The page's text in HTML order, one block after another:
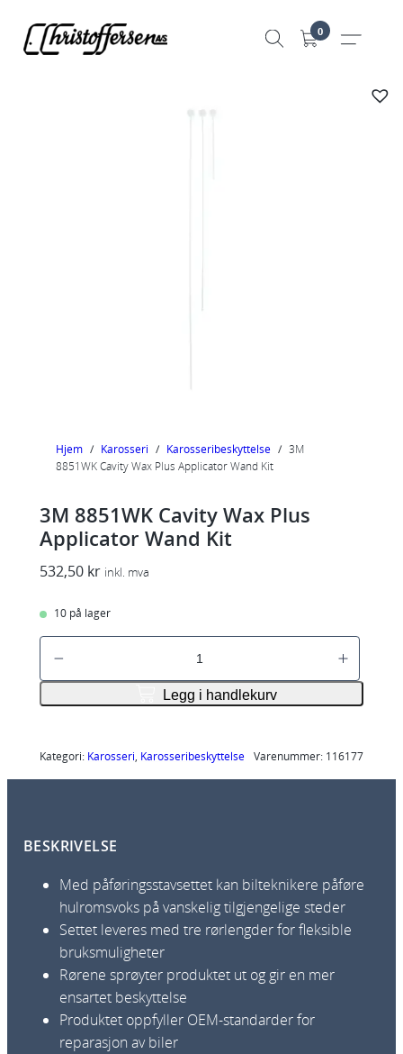
0
Hjem / Karosseri / Karosseribeskyttelse / 3M
8851WK Cavity Wax Plus Applicator Wand Kit
3M 8851WK Cavity Wax Plus
Applicator Wand Kit
532,50 kr inkl. mva
10 på lager
3
1
W
a
y
a
P
Legg i handlekurv
Kategori: Karosseri, Karosseribeskyttelse Varenummer: 116177
BESKRIVELSE
Med påføringsstavsettet kan bilteknikere påføre
hulromsvoks på vanskelig tilgjengelige steder
Settet leveres med tre rørlengder for fleksible
bruksmuligheter
Rørene sprøyter produktet ut og gir en mer
ensartet beskyttelse
Produktet oppfyller OEM-standarder for
reparasjon av biler